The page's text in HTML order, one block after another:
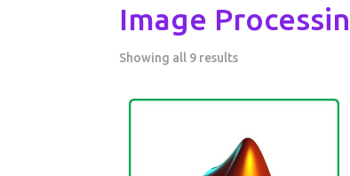
Image
Showing all 9 results